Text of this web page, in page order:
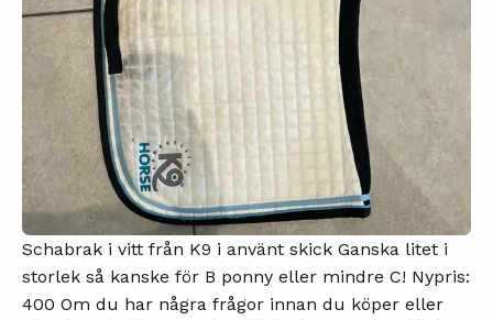
Schabrak i vitt från K9 i använt skick Ganska litet i
storlek så kanske för B ponny eller mindre C! Nypris:
400 Om du har några frågor innan du köper eller